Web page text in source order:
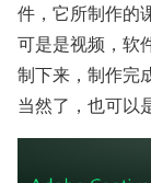
件，它所制作的
可是是视频，软
制下来，制作完
当然了，也可以